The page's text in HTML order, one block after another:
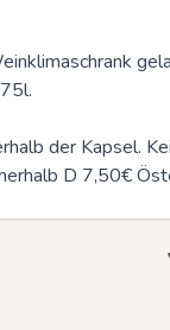
der Kapsel.
D 7,50€